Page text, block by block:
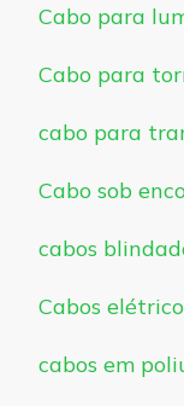
Cabo para
Cabo para
cabo para
Cabo sob
cabos
Cabos
cabos em